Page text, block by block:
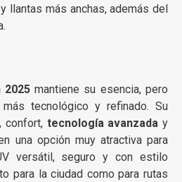
llantas más anchas, además del
2025mantiene su esencia, pero
tecnológico y refinado. Su
confort, tecnología avanzada y
una opción muy atractiva para
versátil, seguro y con estilo
para la ciudad como para rutas